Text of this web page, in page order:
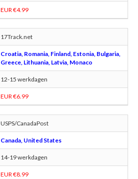
EUR €4.99
17Track.net
Croatia, Romania, Finland, Estonia, Bulgaria,
Greece, Lithuania, Latvia, Monaco
12-15 werkdagen
EUR €6.99
USPS/CanadaPost
Canada, United States
14-19 werkdagen
EUR €8.99